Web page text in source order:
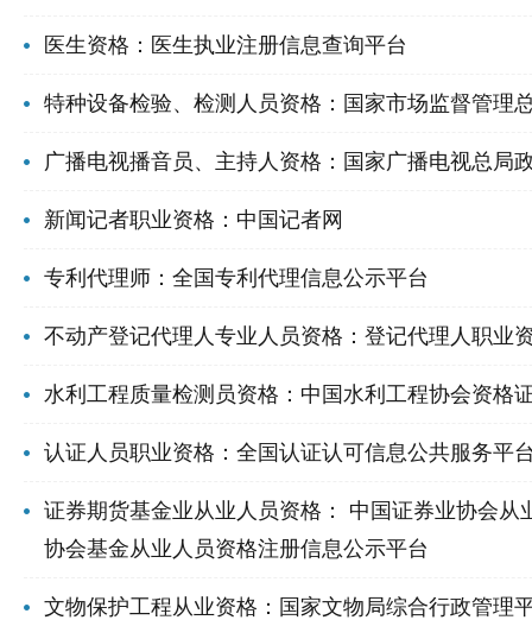
医生资格：医生执业注册信息查询平台
特种设备检验、检测人员资格：国家市场监督管理
广播电视播音员、主持人资格：国家广播电视总局
新闻记者职业资格：中国记者网
专利代理师：全国专利代理信息公示平台
不动产登记代理人专业人员资格：登记代理人职业
水利工程质量检测员资格：中国水利工程协会资格
认证人员职业资格：全国认证认可信息公共服务平
证券期货基金业从业人员资格：
中国证券业协会从
协会基金从业人员资格注册信息公示平台
文物保护工程从业资格：国家文物局综合行政管理